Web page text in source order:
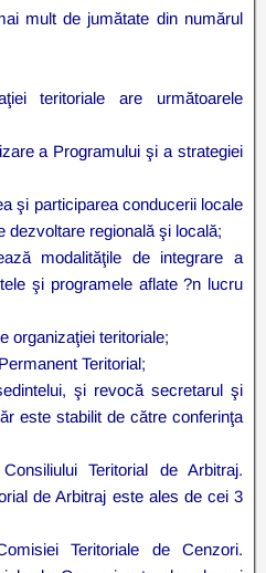
mult de jumătate din numărul
teritoriale are următoarele
a Programului şi a strategiei
şi participarea conducerii locale
dezvoltare regională şi locală;
modalităţile de integrare a
şi programele aflate ?n lucru
organizaţiei teritoriale;
Teritorial;
şi revocă secretarul şi
este stabilit de către conferinţa
Teritorial de Arbitraj.
de Arbitraj este ales de cei 3
Teritoriale de Cenzori.